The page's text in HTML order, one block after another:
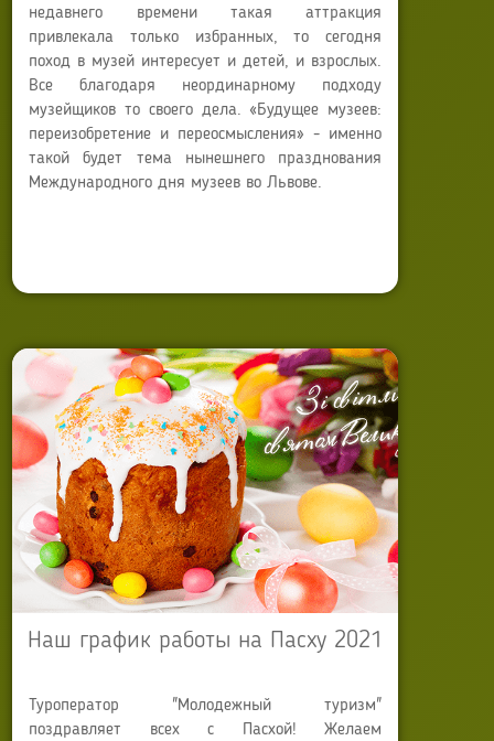
недавнего времени такая аттракция
привлекала только избранных, то сегодня
поход в музей интересует и детей, и взрослых.
Все благодаря неординарному подходу
музейщиков то своего дела. «Будущее музеев:
переизобретение и переосмысления» - именно
такой будет тема нынешнего празднования
Международного дня музеев во Львове.
Наш график работы на Пасху 2021
Туроператор "Молодежный туризм"
поздравляет всех с Пасхой! Желаем